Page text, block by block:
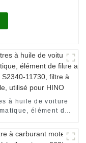
à huile de voiture
élément de
HINO